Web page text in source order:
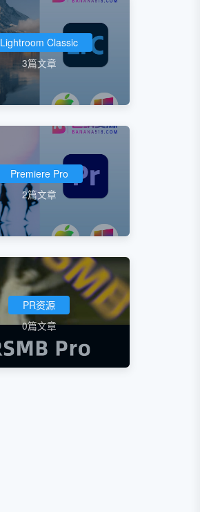
Lightroom Classic
3篇文章
Premiere Pro
2篇文章
PR资源
0篇文章